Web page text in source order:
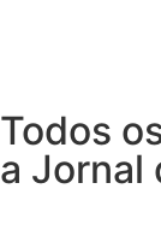
Todos
a Jornal